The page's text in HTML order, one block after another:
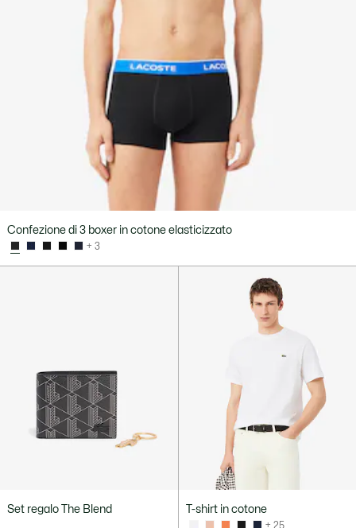
Confezione di 3 boxer in cotone elasticizzato
+ 3
Set regalo The Blend T-shirt in cotone
+ 25